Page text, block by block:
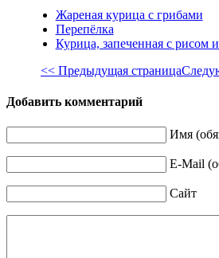
Жареная курица с грибами
Перепёлка
Курица, запеченная с рисом
<< Предыдущая страница
Добавить комментарий
Имя
E-Mail
Сайт